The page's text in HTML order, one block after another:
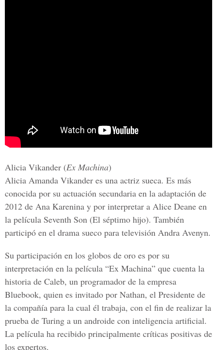
Alicia Vikander (Ex Machina)
Alicia Amanda Vikander es una actriz sueca. Es más
conocida por su actuación secundaria en la adaptación de
2012 de Ana Karenina y por interpretar a Alice Deane en
la película Seventh Son (El séptimo hijo). También
participó en el drama sueco para televisión Andra Avenyn.
Su participación en los globos de oro es por su
interpretación en la película “Ex Machina” que cuenta la
historia de Caleb, un programador de la empresa
Bluebook, quien es invitado por Nathan, el Presidente de
la compañía para la cual él trabaja, con el fin de realizar la
prueba de Turing a un androide con inteligencia artificial.
La película ha recibido principalmente críticas positivas de
los expertos.